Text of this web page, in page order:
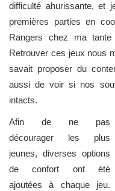
difficulté ahurissante, et
premières parties en
Rangers chez ma
Retrouver ces jeux nous
savait proposer du
aussi de voir si nos
intacts.
Afin de ne pas
décourager les plus
jeunes, diverses options
de confort ont été
ajoutées à chaque jeu.